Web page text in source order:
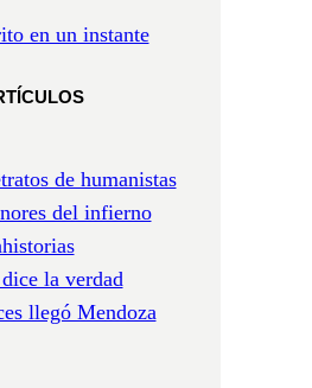
de humanistas
del infierno
la verdad
llegó Mendoza